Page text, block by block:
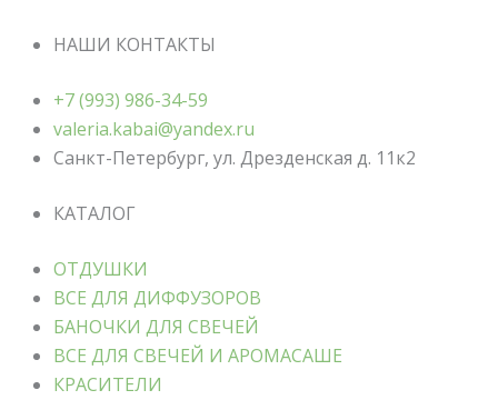
НАШИ КОНТАКТЫ
+7 (993) 986-34-59
valeria.kabai@yandex.ru
Санкт-Петербург, ул. Дрезденская д. 11к2
КАТАЛОГ
ОТДУШКИ
ВСЕ ДЛЯ ДИФФУЗОРОВ
БАНОЧКИ ДЛЯ СВЕЧЕЙ
ВСЕ ДЛЯ СВЕЧЕЙ И АРОМАСАШЕ
КРАСИТЕЛИ